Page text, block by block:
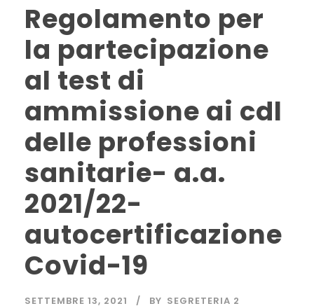
Regolamento per
la partecipazione
al test di
ammissione ai cdl
delle professioni
sanitarie- a.a.
2021/22-
autocertificazione
Covid-19
SETTEMBRE 13, 2021 BY SEGRETERIA 2